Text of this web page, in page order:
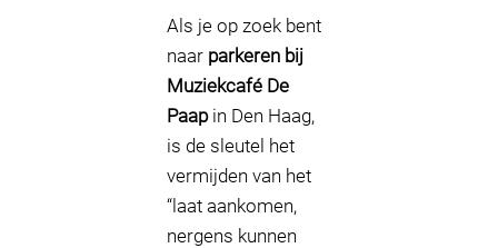
Als je op zoek bent
naar parkeren bij
Muziekcafé De
Paapin Den Haag,
is de sleutel het
vermijden van het
“laat aankomen,
nergens kunnen